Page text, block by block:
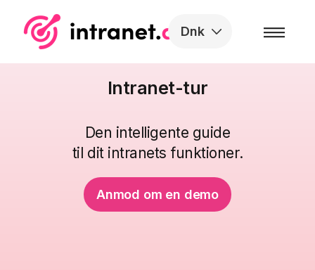
Dnk
Intranet-tur
Den intelligente guide
til dit intranets funktioner.
Anmod om en demo